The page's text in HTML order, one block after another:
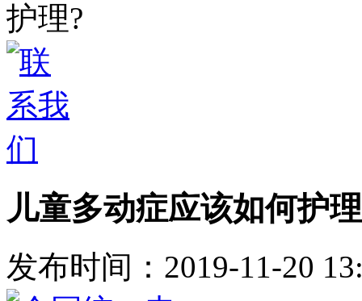
护理?
儿童多动症应该如何护
发布时间：2019-11-20